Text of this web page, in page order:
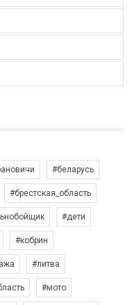
#беларусь
#брестская_область
#дети
#кобрин
#литва
#мото